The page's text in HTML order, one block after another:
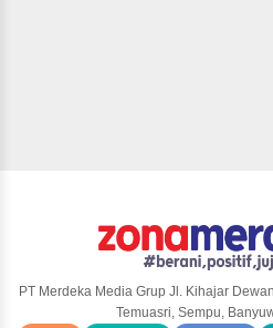
PT Merdeka Media Grup Jl. Kihajar
Temuasri, Sempu,